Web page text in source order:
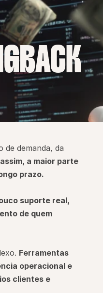
de demanda, da
a maior parte
prazo.
suporte real,
de quem
Ferramentas
operacional e
clientes e